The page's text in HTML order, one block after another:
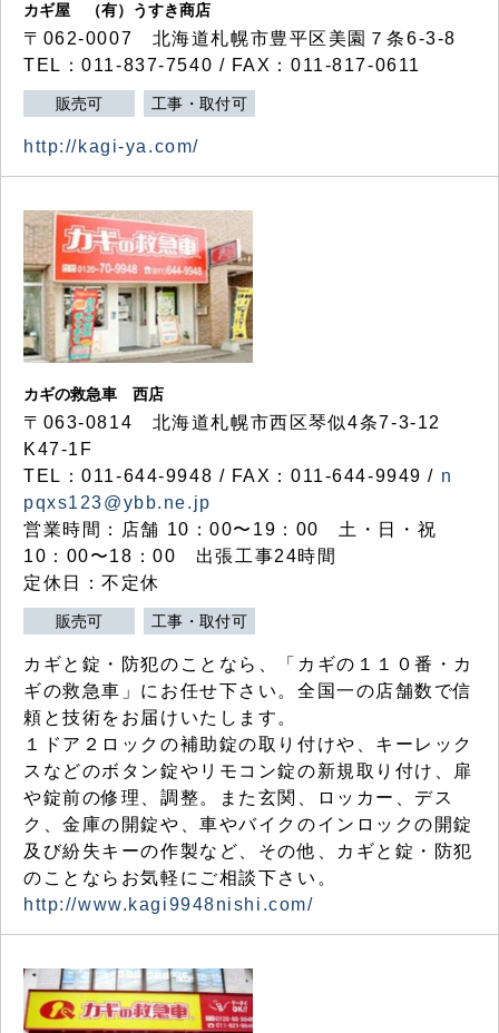
カギ屋 （有）うすき商店
〒062-0007 北海道札幌市豊平区美園７条6-3-8
TEL：011-837-7540 / FAX：011-817-0611
販売可 工事・取付可
http://kagi-ya.com/
カギの救急車 西店
〒063-0814 北海道札幌市西区琴似4条7-3-12
K47-1F
TEL：011-644-9948 / FAX：011-644-9949 / n
pqxs123@ybb.ne.jp
営業時間：店舗 10：00〜19：00 土・日・祝
10：00〜18：00 出張工事24時間
定休日：不定休
販売可 工事・取付可
カギと錠・防犯のことなら、「カギの１１０番・カ
ギの救急車」にお任せ下さい。全国一の店舗数で信
頼と技術をお届けいたします。
１ドア２ロックの補助錠の取り付けや、キーレック
スなどのボタン錠やリモコン錠の新規取り付け、扉
や錠前の修理、調整。また玄関、ロッカー、デス
ク、金庫の開錠や、車やバイクのインロックの開錠
及び紛失キーの作製など、その他、カギと錠・防犯
のことならお気軽にご相談下さい。
http://www.kagi9948nishi.com/